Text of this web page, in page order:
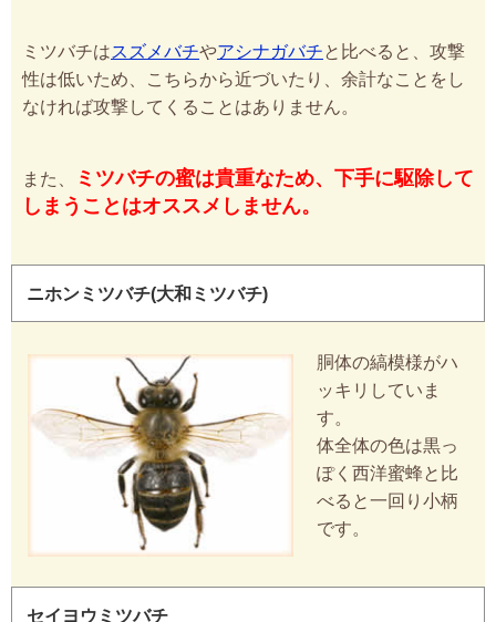
ミツバチはスズメバチやアシナガバチと比べると、攻撃
性は低いため、こちらから近づいたり、余計なことをし
なければ攻撃してくることはありません。
また、
ミツバチの蜜は貴重なため、下手に駆除して
しまうことはオススメしません。
ニホンミツバチ(大和ミツバチ)
胴体の縞模様がハ
ッキリしていま
す。
体全体の色は黒っ
ぽく西洋蜜蜂と比
べると一回り小柄
です。
セイヨウミツバチ